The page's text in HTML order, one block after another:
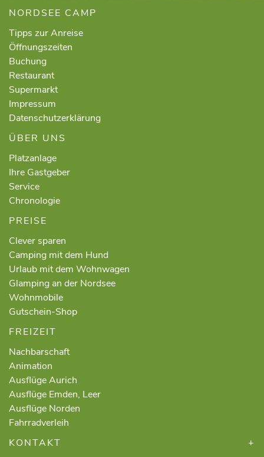
NORDSEE CAMP
Tipps zur Anreise
Öffnungszeiten
Buchung
Restaurant
Supermarkt
Impressum
Datenschutzerklärung
ÜBER UNS
Platzanlage
Ihre Gastgeber
Service
Chronologie
PREISE
Clever sparen
Camping mit dem Hund
Urlaub mit dem Wohnwagen
Glamping an der Nordsee
Wohnmobile
Gutschein-Shop
FREIZEIT
Nachbarschaft
Animation
Ausflüge Aurich
Ausflüge Emden, Leer
Ausflüge Norden
Fahrradverleih
KONTAKT